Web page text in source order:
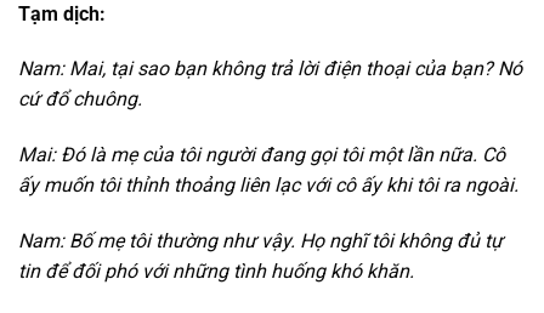
Tạm dịch:
Nam: Mai, tại sao bạn không trả lời điện thoại của bạn? Nó
cứ đổ chuông.
Mai: Đó là mẹ của tôi người đang gọi tôi một lần nữa. Cô
ấy muốn tôi thỉnh thoảng liên lạc với cô ấy khi tôi ra ngoài.
Nam: Bố mẹ tôi thường như vậy. Họ nghĩ tôi không đủ tự
tin để đối phó với những tình huống khó khăn.